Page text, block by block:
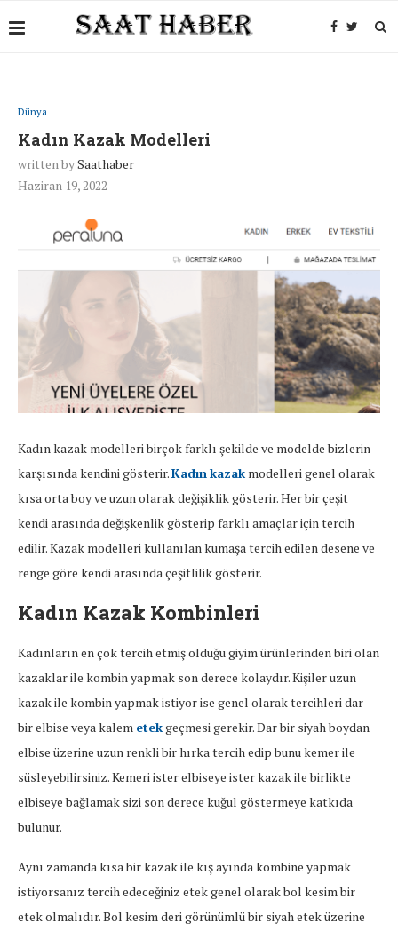
Dünya
Kadın Kazak Modelleri
written bySaathaber
Haziran 19, 2022
Kadın kazak modelleri birçok farklı şekilde ve modelde bizlerin
karşısında kendini gösterir.Kadın kazak modelleri genel olarak
kısa orta boy ve uzun olarak değişiklik gösterir. Her bir çeşit
kendi arasında değişkenlik gösterip farklı amaçlar için tercih
edilir. Kazak modelleri kullanılan kumaşa tercih edilen desene ve
renge göre kendi arasında çeşitlilik gösterir.
Kadın Kazak Kombinleri
Kadınların en çok tercih etmiş olduğu giyim ürünlerinden biri olan
kazaklar ile kombin yapmak son derece kolaydır. Kişiler uzun
kazak ile kombin yapmak istiyor ise genel olarak tercihleri dar
bir elbise veya kalem etekgeçmesi gerekir. Dar bir siyah boydan
elbise üzerine uzun renkli bir hırka tercih edip bunu kemer ile
süsleyebilirsiniz. Kemeri ister elbiseye ister kazak ile birlikte
elbiseye bağlamak sizi son derece kuğul göstermeye katkıda
bulunur.
Aynı zamanda kısa bir kazak ile kış ayında kombine yapmak
istiyorsanız tercih edeceğiniz etek genel olarak bol kesim bir
etek olmalıdır. Bol kesim deri görünümlü bir siyah etek üzerine